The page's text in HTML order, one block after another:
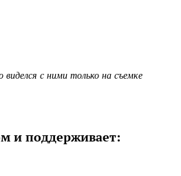
с ними только на съемке
и поддерживает: